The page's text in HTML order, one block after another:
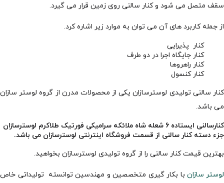
سقف متصل می شود و کنار سالنی روی زمین قرار می گیرد.
از جمله کاربرد های آن می توان به موارد زیر اشاره کرد.
کنار پذیرایی
کنار جایگاه اجرا در دو طرف
کنار راهروها
کنار کنسول
کنار سالنی تولیدی لوسترسازان یکی از محصولات مدرن از گروه لوستر سازان
می باشد.
کنارسالنی ایستاده 6 شعله شاه ملائکه سرامیکی فورتیک طلاکرم لوسترسازان
جزء دسته کنار سالنی از قسمت فروشگاه اینترنتی لوسترسازان می باشد.
بهترین قیمت کنار سالنی را از گروه تولیدی لوسترسازان بخواهید.
لوستر سازان با بکار گیری متخصصین و مهندسین توانسته تولیداتی خاص